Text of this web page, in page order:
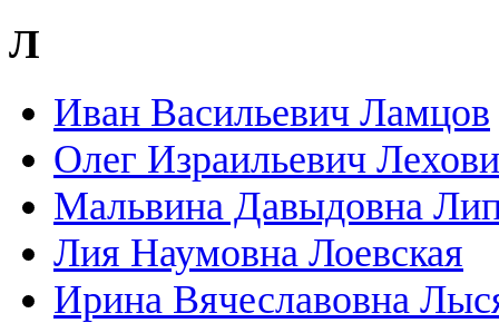
Л
Иван Васильевич Ламцов
Олег Израильевич
Мальвина Давыдовна
Лия Наумовна Лоевская
Ирина Вячеславовна